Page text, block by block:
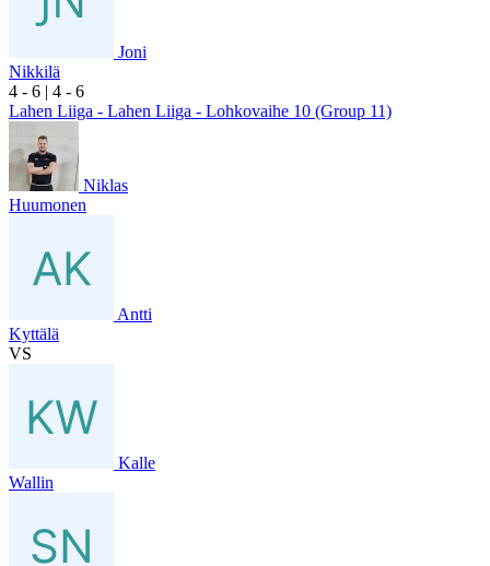
Joni
Nikkilä
4 - 6 | 4 - 6
Lahen Liiga - Lahen Liiga - Lohkovaihe 10 (Group 11)
Niklas
Huumonen
Antti
Kyttälä
VS
Kalle
Wallin